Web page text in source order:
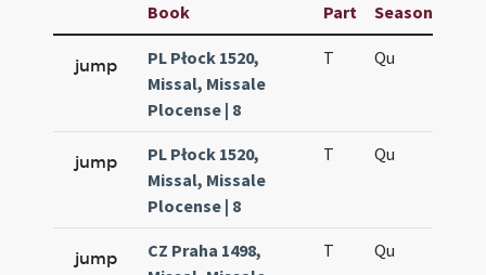
Book Part Season
jump
PL Płock 1520,
Missal, Missale
Plocense | 8
T Qu
jump
PL Płock 1520,
Missal, Missale
Plocense | 8
T Qu
jump
CZ Praha 1498,
T Qu